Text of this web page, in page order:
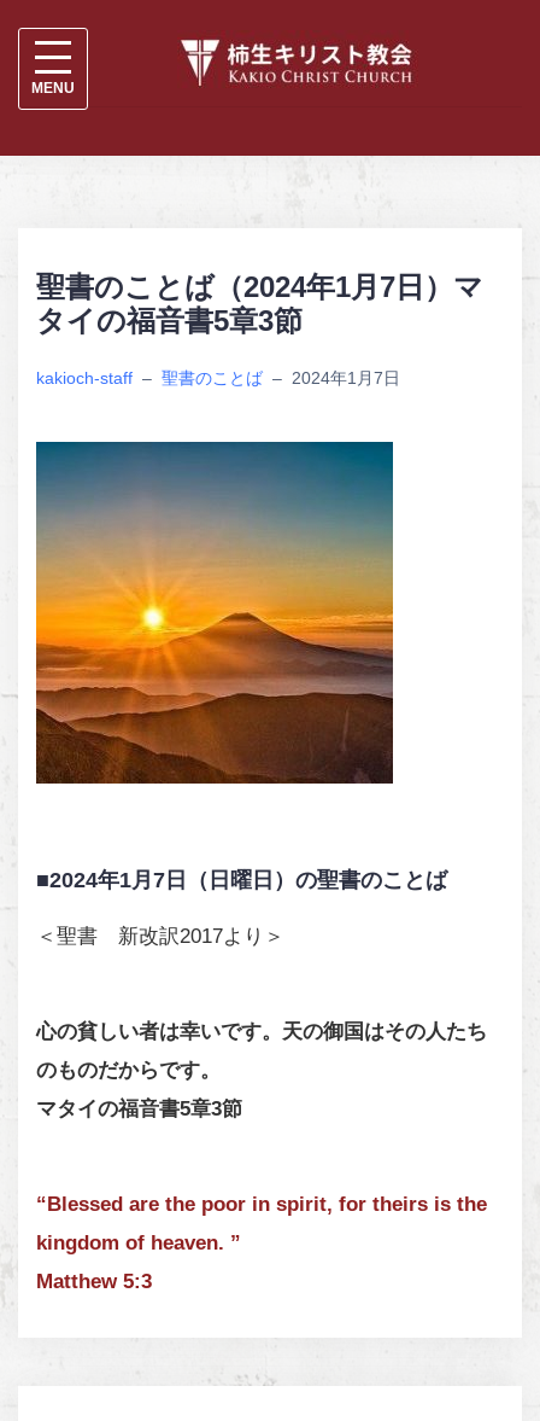
聖書のことば（2024年1月7日）マ
タイの福音書5章3節
kakioch-staff – 聖書のことば – 2024年1月7日
■2024年1月7日（日曜日）の聖書のことば
＜聖書 新改訳2017より＞
心の貧しい者は幸いです。天の御国はその人たち
のものだからです。
マタイの福音書5章3節
“Blessed are the poor in spirit, for theirs is the
kingdom of heaven. ”
Matthew 5:3